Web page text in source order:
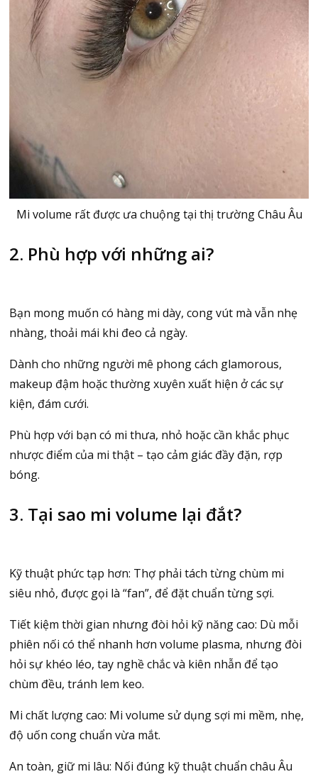
Mi volume rất được ưa chuộng tại thị trường Châu Âu
2. Phù hợp với những ai?
Bạn mong muốn có hàng mi dày, cong vút mà vẫn nhẹ
nhàng, thoải mái khi đeo cả ngày.
Dành cho những người mê phong cách glamorous,
makeup đậm hoặc thường xuyên xuất hiện ở các sự
kiện, đám cưới.
Phù hợp với bạn có mi thưa, nhỏ hoặc cần khắc phục
nhược điểm của mi thật – tạo cảm giác đầy đặn, rợp
bóng.
3. Tại sao mi volume lại đắt?
Kỹ thuật phức tạp hơn: Thợ phải tách từng chùm mi
siêu nhỏ, được gọi là “fan”, để đặt chuẩn từng sợi.
Tiết kiệm thời gian nhưng đòi hỏi kỹ năng cao: Dù mỗi
phiên nối có thể nhanh hơn volume plasma, nhưng đòi
hỏi sự khéo léo, tay nghề chắc và kiên nhẫn để tạo
chùm đều, tránh lem keo.
Mi chất lượng cao: Mi volume sử dụng sợi mi mềm, nhẹ,
độ uốn cong chuẩn vừa mắt.
An toàn, giữ mi lâu: Nối đúng kỹ thuật chuẩn châu Âu